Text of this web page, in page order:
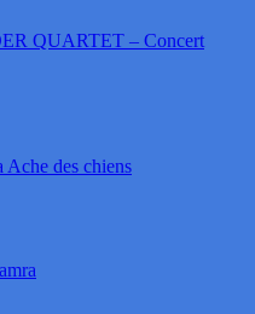
QUARTET – Concert
des chiens